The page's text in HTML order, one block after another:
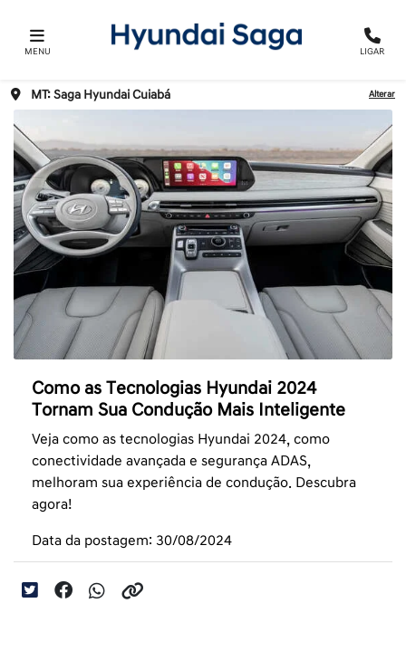
MENU LIGAR
MT: Saga Hyundai Cuiabá Alterar
Como as Tecnologias Hyundai 2024
Tornam Sua Condução Mais Inteligente
Veja como as tecnologias Hyundai 2024, como
conectividade avançada e segurança ADAS,
melhoram sua experiência de condução. Descubra
agora!
Data da postagem: 30/08/2024